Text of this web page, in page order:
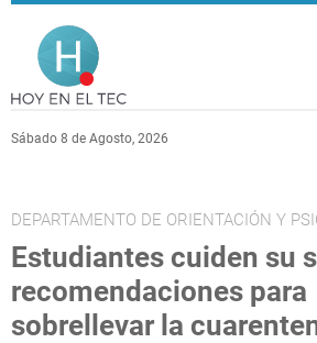
Pasar al contenido principal
Sábado 8 de Agosto, 2026
DEPARTAMENTO DE ORIENTACIÓN Y
Estudiantes cuiden su
recomendaciones para
sobrellevar la